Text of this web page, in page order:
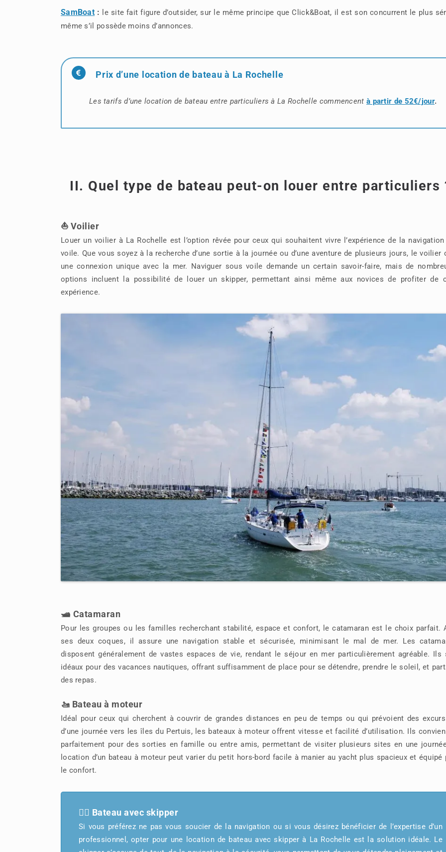
SamBoat : le site fait figure d’outsider, sur le même principe que Click&Boat, il est son concurrent le plus
même s’il possède moins d’annonces.
Prix d’une location de bateau à La Rochelle
Les tarifs d’une location de bateau entre particuliers à La Rochelle commencent à partir de 52€/jour.
II. Quel type de bateau peut-on louer entre particuliers
⛵ Voilier
Louer un voilier à La Rochelle est l’option rêvée pour ceux qui souhaitent vivre l’expérience de la
voile. Que vous soyez à la recherche d’une sortie à la journée ou d’une aventure de plusieurs jours, le voilier
une connexion unique avec la mer. Naviguer sous voile demande un certain savoir-faire, mais de
options incluent la possibilité de louer un skipper, permettant ainsi même aux novices de profiter de
expérience.
🛥️ Catamaran
Pour les groupes ou les familles recherchant stabilité, espace et confort, le catamaran est le choix parfait.
ses deux coques, il assure une navigation stable et sécurisée, minimisant le mal de mer. Les
disposent généralement de vastes espaces de vie, rendant le séjour en mer particulièrement agréable. Ils
idéaux pour des vacances nautiques, offrant suffisamment de place pour se détendre, prendre le soleil, et
des repas.
🚤 Bateau à moteur
Idéal pour ceux qui cherchent à couvrir de grandes distances en peu de temps ou qui prévoient des
d’une journée vers les îles du Pertuis, les bateaux à moteur offrent vitesse et facilité d’utilisation. Ils
parfaitement pour des sorties en famille ou entre amis, permettant de visiter plusieurs sites en une
location d’un bateau à moteur peut varier du petit hors-bord facile à manier au yacht plus spacieux et équipé
le confort.
👨‍✈️ Bateau avec skipper
Si vous préférez ne pas vous soucier de la navigation ou si vous désirez bénéficier de l’expertise d’un
professionnel, opter pour une location de bateau avec skipper à La Rochelle est la solution idéale. Le